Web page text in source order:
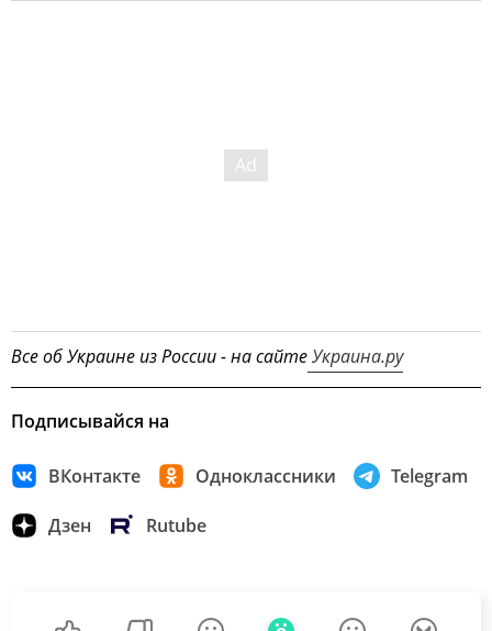
Все об Украине из России - на сайтеУкраина.ру
Подписывайся на
ВКонтакте Одноклассники Telegram
Дзен Rutube